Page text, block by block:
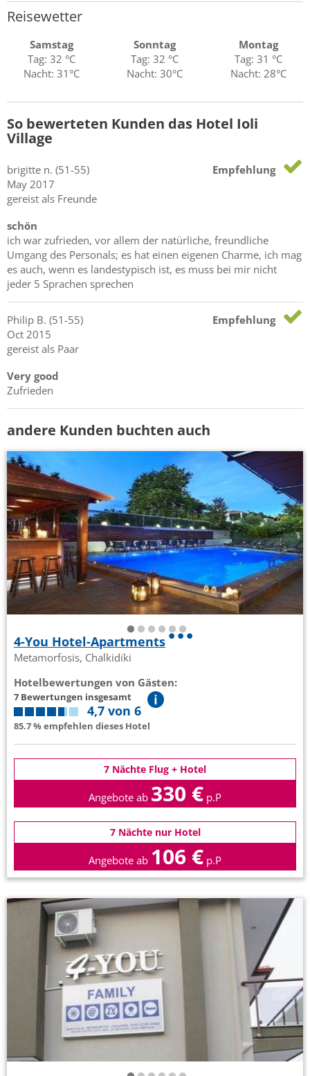
Reisewetter
Samstag
Tag: 32 °C
Nacht: 31°C
Sonntag
Tag: 32 °C
Nacht: 30°C
Montag
Tag: 31 °C
Nacht: 28°C
So bewerteten Kunden das Hotel Ioli
Village
brigitte n. (51-55)
May 2017
gereist als Freunde
Empfehlung
schön
ich war zufrieden, vor allem der natürliche, freundliche
Umgang des Personals; es hat einen eigenen Charme, ich mag
es auch, wenn es landestypisch ist, es muss bei mir nicht
jeder 5 Sprachen sprechen
Philip B. (51-55)
Oct 2015
gereist als Paar
Empfehlung
Very good
Zufrieden
andere Kunden buchten auch
4-You Hotel-Apartments
Metamorfosis, Chalkidiki
Hotelbewertungen von Gästen:
7 Bewertungen insgesamt
4,7 von 6
85.7 % empfehlen dieses Hotel
7 Nächte Flug + Hotel
Angebote ab 330 € p.P
7 Nächte nur Hotel
Angebote ab 106 € p.P